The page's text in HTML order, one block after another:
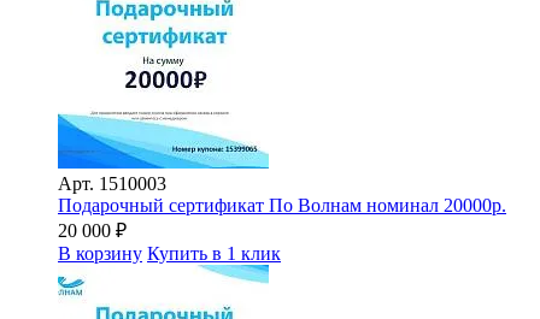
Арт. 1510003
Подарочный сертификат По Волнам номинал 20000р.
20 000 ₽
В корзину Купить в 1 клик